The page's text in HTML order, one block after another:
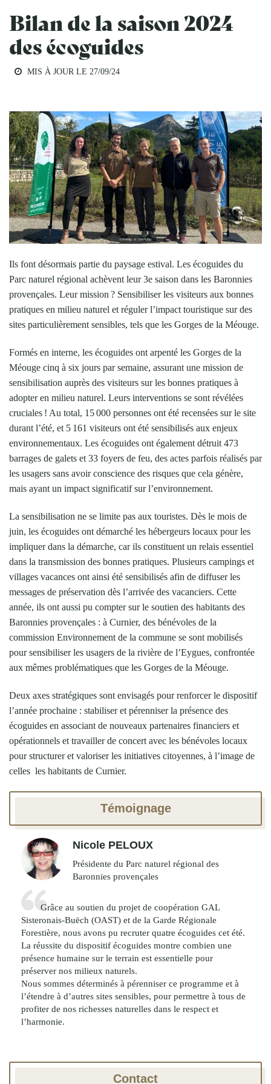
Bilan de la saison 2024
des écoguides
MIS À JOUR LE 27/09/24
Ils font désormais partie du paysage estival. Les écoguides du
Parc naturel régional achèvent leur 3e saison dans les Baronnies
provençales. Leur mission ? Sensibiliser les visiteurs aux bonnes
pratiques en milieu naturel et réguler l’impact touristique sur des
sites particulièrement sensibles, tels que les Gorges de la Méouge.
Formés en interne, les écoguides ont arpenté les Gorges de la
Méouge cinq à six jours par semaine, assurant une mission de
sensibilisation auprès des visiteurs sur les bonnes pratiques à
adopter en milieu naturel. Leurs interventions se sont révélées
cruciales ! Au total, 15 000 personnes ont été recensées sur le site
durant l’été, et 5 161 visiteurs ont été sensibilisés aux enjeux
environnementaux. Les écoguides ont également détruit 473
barrages de galets et 33 foyers de feu, des actes parfois réalisés par
les usagers sans avoir conscience des risques que cela génère,
mais ayant un impact significatif sur l’environnement.
La sensibilisation ne se limite pas aux touristes. Dès le mois de
juin, les écoguides ont démarché les hébergeurs locaux pour les
impliquer dans la démarche, car ils constituent un relais essentiel
dans la transmission des bonnes pratiques. Plusieurs campings et
villages vacances ont ainsi été sensibilisés afin de diffuser les
messages de préservation dès l’arrivée des vacanciers. Cette
année, ils ont aussi pu compter sur le soutien des habitants des
Baronnies provençales : à Curnier, des bénévoles de la
commission Environnement de la commune se sont mobilisés
pour sensibiliser les usagers de la rivière de l’Eygues, confrontée
aux mêmes problématiques que les Gorges de la Méouge.
Deux axes stratégiques sont envisagés pour renforcer le dispositif
l’année prochaine : stabiliser et pérenniser la présence des
écoguides en associant de nouveaux partenaires financiers et
opérationnels et travailler de concert avec les bénévoles locaux
pour structurer et valoriser les initiatives citoyennes, à l’image de
celles les habitants de Curnier.
Témoignage
Nicole PELOUX
Présidente du Parc naturel régional des
Baronnies provençales
Grâce au soutien du projet de coopération GAL
Sisteronais-Buëch (OAST) et de la Garde Régionale
Forestière, nous avons pu recruter quatre écoguides cet été.
La réussite du dispositif écoguides montre combien une
présence humaine sur le terrain est essentielle pour
préserver nos milieux naturels.
Nous sommes déterminés à pérenniser ce programme et à
l’étendre à d’autres sites sensibles, pour permettre à tous de
profiter de nos richesses naturelles dans le respect et
l’harmonie.
Contact